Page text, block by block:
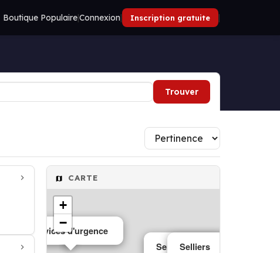
Boutique Populaire|Connexion| Inscription gratuite |
Trouver
CARTE
Services d'urgence
Selliers
Services d'urgence
+
−